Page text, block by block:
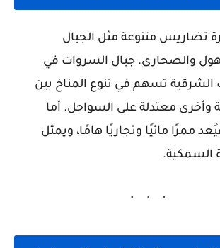
تضاريس متنوعة مثل الجبال
والصحارى. جبال السروات في
تسهم في تنوع المناخ بين
وأخرى معتدلة على السواحل. أما
ممرًا مائيًا وتجاريًا هامًا، ويمثل
السمكية.